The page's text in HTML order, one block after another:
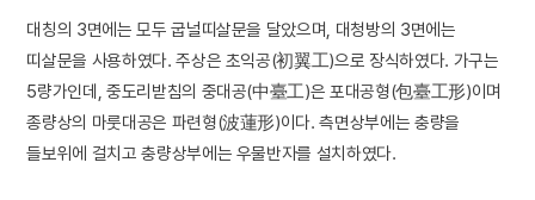
대칭의 3면에는 모두 굽널띠살문을 달았으며, 대청방의 3면에는
띠살문을 사용하였다. 주상은 초익공(初翼工)으로 장식하였다. 가구는
5량가인데, 중도리받침의 중대공(中臺工)은 포대공형(包臺工形)이며
종량상의 마룻대공은 파련형(波蓮形)이다. 측면상부에는 충량을
들보위에 걸치고 충량상부에는 우물반자를 설치하였다.